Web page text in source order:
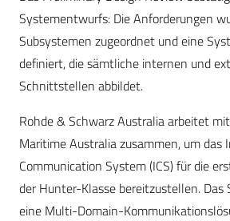
Systementwurfs: Die Anforderungen
Subsystemen zugeordnet und eine
definiert, die sämtliche internen und
Schnittstellen abbildet.
Rohde & Schwarz Australia arbeitet
Maritime Australia zusammen, um das
Communication System (ICS) für die
der Hunter-Klasse bereitzustellen.
eine Multi-Domain-